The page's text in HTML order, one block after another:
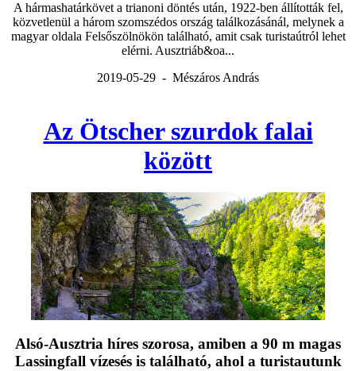
A hármashatárkövet a trianoni döntés után, 1922-ben állították fel,
közvetlenül a három szomszédos ország találkozásánál, melynek a
magyar oldala Felsőszölnökön található, amit csak turistaútról lehet
elérni. Ausztriáb&oa...
2019-05-29 - Mészáros András
Az Ötscher szurdok falai
között
Alsó-Ausztria híres szorosa, amiben a 90 m magas
Lassingfall vízesés is található, ahol a turistautunk